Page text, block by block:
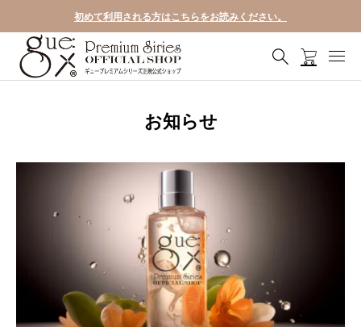
初めて利用される方はこちらをお読みください。
お知らせ